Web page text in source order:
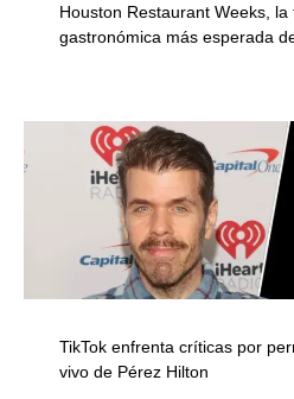
Houston Restaurant Weeks, la
gastronómica más esperada
TikTok enfrenta críticas por
vivo de Pérez Hilton